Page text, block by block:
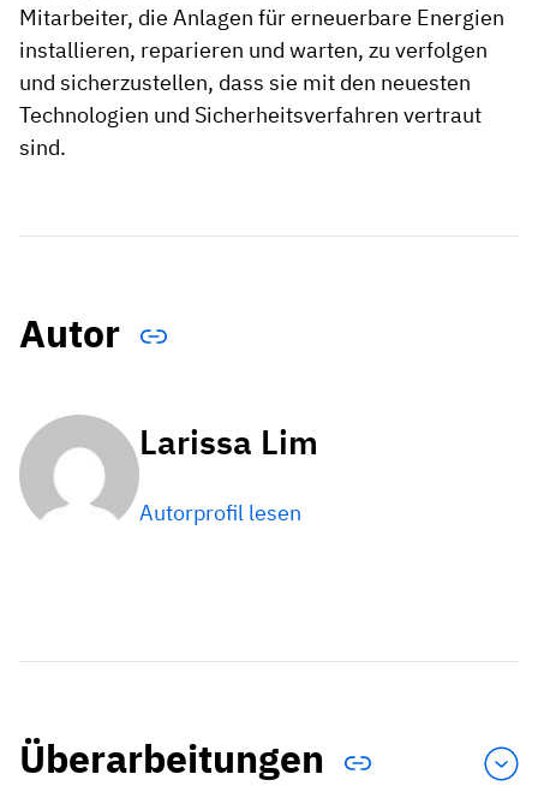
Mitarbeiter, die Anlagen für erneuerbare Energien
installieren, reparieren und warten, zu verfolgen
und sicherzustellen, dass sie mit den neuesten
Technologien und Sicherheitsverfahren vertraut
sind.
Autor
Larissa Lim
Autorprofil lesen
Überarbeitungen